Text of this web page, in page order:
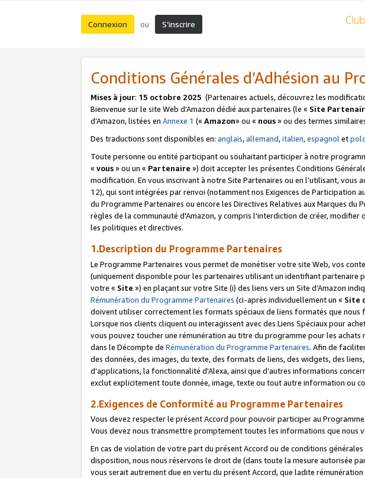
Connexion ou S’inscrire
Conditions Générales d’Adhésion au
Mises à jour: 15 octobre 2025 (Partenaires actuels, découvrez les
Bienvenue sur le site Web d’Amazon dédié aux partenaires (le « Site
d’Amazon, listées en Annexe 1 (« Amazon» ou « nous» ou des termes
Des traductions sont disponibles en: anglais,allemand,italien,espagnolet
Toute personne ou entité participant ou souhaitant participer à notre
« vous» ou un « Partenaire ») doit accepter les présentes Conditions
modification. En vous inscrivant à notre Site Partenaires ou en l’utilisant, vous
12), qui sont intégrées par renvoi (notamment nos Exigences de Participation
du Programme Partenaires ou encore les Directives Relatives aux Marques
règles de la communauté d'Amazon, y compris l'interdiction de créer,
les politiques et directives.
1.Description du Programme Partenaires
Le Programme Partenaires vous permet de monétiser votre site Web, vos
(uniquement disponible pour les partenaires utilisant un identifiant partenaire
votre « Site ») en plaçant sur votre Site (i) des liens vers un Site d’Amazon
Rémunération du Programme Partenaires (ci-après individuellement un « Site
doivent utiliser correctement les formats spéciaux de liens formatés que nous
Lorsque nos clients cliquent ou interagissent avec des Liens Spéciaux pour
vous pouvez toucher une rémunération au titre du programme pour les
dans le Décompte de Rémunération du Programme Partenaires. Afin de
des données, des images, du texte, des formats de liens, des widgets, des
d’applications, la fonctionnalité d'Alexa, ainsi que d’autres informations
exclut explicitement toute donnée, image, texte ou tout autre information ou
2.Exigences de Conformité au Programme Partenaires
Vous devez respecter le présent Accord pour pouvoir participer au
Vous devez nous transmettre promptement toutes les informations que nous
En cas de violation de votre part du présent Accord ou de conditions
disposition, nous nous réservons le droit de (dans toute la mesure autorisée
vous serait autrement due en vertu du présent Accord, que ladite